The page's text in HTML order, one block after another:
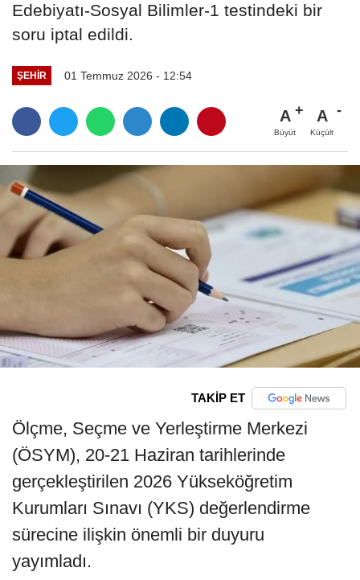
Edebiyatı-Sosyal Bilimler-1 testindeki bir
soru iptal edildi.
ŞEHIR 01 Temmuz 2026 - 12:54
A
Büyüt
A
Küçült
TAKİP ET
Ölçme, Seçme ve Yerleştirme Merkezi
(ÖSYM), 20-21 Haziran tarihlerinde
gerçekleştirilen 2026 Yükseköğretim
Kurumları Sınavı (YKS) değerlendirme
sürecine ilişkin önemli bir duyuru
yayımladı.